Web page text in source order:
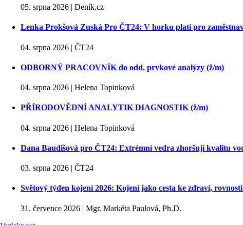
05. srpna 2026 | Deník.cz
Lenka Prokšová Zuská Pro ČT24: V horku platí pro
04. srpna 2026 | ČT24
ODBORNÝ PRACOVNÍK do odd. prvkové analýzy (ž/m)
04. srpna 2026 | Helena Topinková
PŘÍRODOVĚDNÍ ANALYTIK DIAGNOSTIK (ž/m)
04. srpna 2026 | Helena Topinková
Dana Baudišová pro ČT24: Extrémní vedra zhoršují kvalitu
03. srpna 2026 | ČT24
Světový týden kojení 2026: Kojení jako cesta ke zdraví,
31. července 2026 | Mgr. Markéta Paulová, Ph.D.